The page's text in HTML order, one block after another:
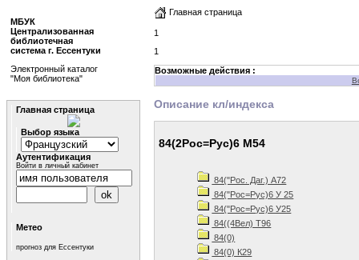
Главная страница
1
1
Возможные действия :
Описание кл/индекса
84(2Рос=Рус)6 М54
84("Рос. Даг.) А72
84("Рос=Рус)6 У 25
84("Рос=Рус)6 У25
84((4Вел) Т96
84(0)
84(0) К29
МБУК
Централизованная
библиотечная
система г. Ессентуки
Электронный каталог
"Моя библиотека"
Главная страница
Выбор языка
Аутентификация
Войти в личный кабинет
Метео
прогноз для Ессентуки